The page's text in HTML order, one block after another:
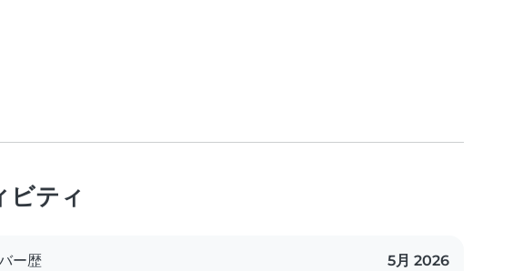
ビティ
ー歴 5月 2026